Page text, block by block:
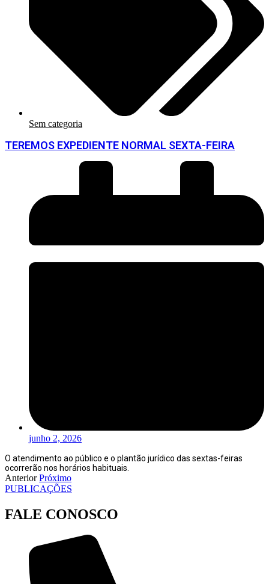
Sem categoria
TEREMOS EXPEDIENTE NORMAL SEXTA-FEIRA
junho 2, 2026
O atendimento ao público e o plantão jurídico das sextas-feiras
ocorrerão nos horários habituais.
Anterior Próximo
PUBLICAÇÕES
FALE CONOSCO